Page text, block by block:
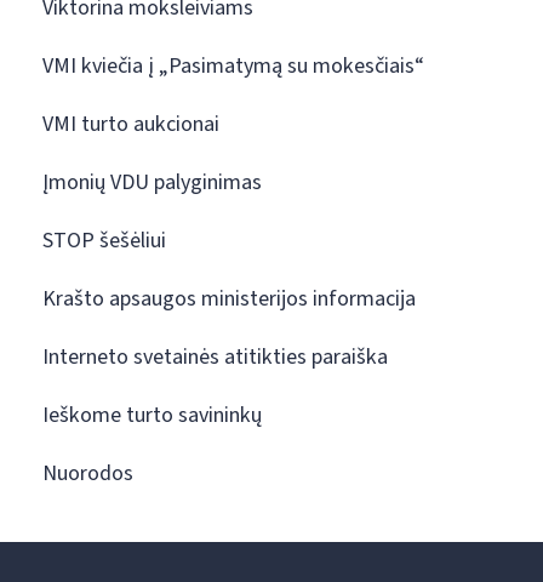
Viktorina moksleiviams
VMI kviečia į „Pasimatymą su mokesčiais“
VMI turto aukcionai
Įmonių VDU palyginimas
STOP šešėliui
Krašto apsaugos ministerijos informacija
Interneto svetainės atitikties paraiška
Ieškome turto savininkų
Nuorodos